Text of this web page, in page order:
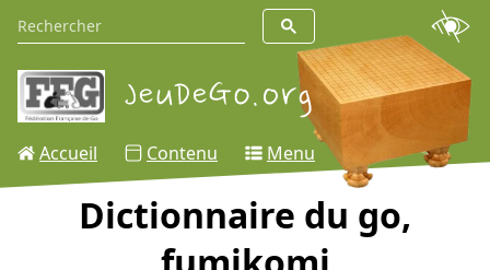
Accueil Contenu Menu
Dictionnaire du go,